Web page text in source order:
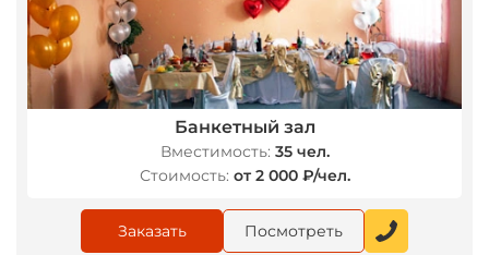
Банкетный зал
Вместимость: 35 чел.
Стоимость: от 2 000 ₽/чел.
Заказать Посмотреть